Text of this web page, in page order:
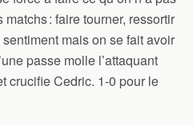
: faire tourner, ressortir
mais on se fait avoir
passe molle l’attaquant
crucifie Cedric. 1-0 pour le